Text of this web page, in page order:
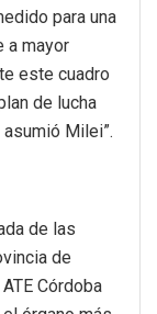
para una
a mayor
este cuadro
de lucha
Milei”.
de las
de
Córdoba